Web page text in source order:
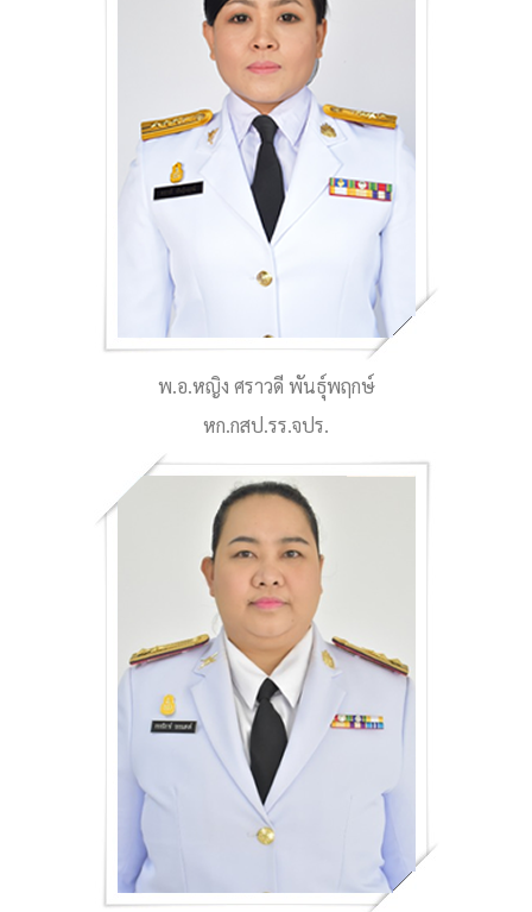
พ.อ.หญิง ศราวดี พันธุ์พฤกษ์
หก.กสป.รร.จปร.